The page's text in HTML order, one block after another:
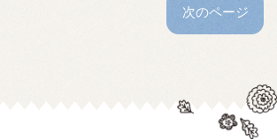
次のページ